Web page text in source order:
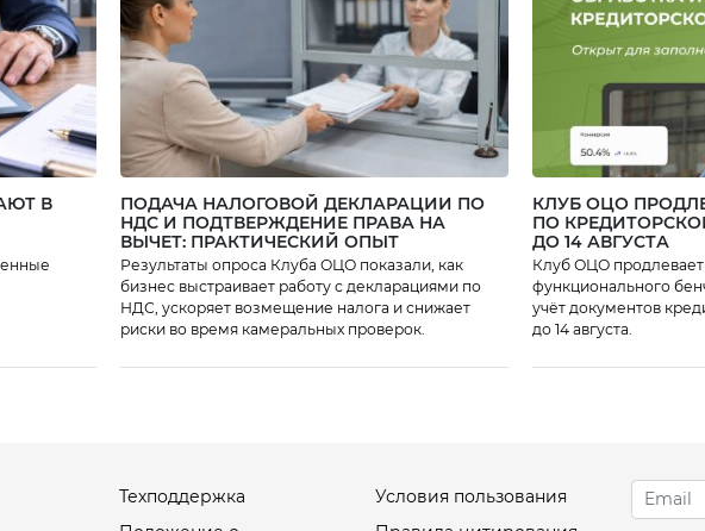
В
ПОДАЧА НАЛОГОВОЙ ДЕКЛАРАЦИИ ПО
НДС И ПОДТВЕРЖДЕНИЕ ПРАВА НА
ВЫЧЕТ: ПРАКТИЧЕСКИЙ ОПЫТ
Результаты опроса Клуба ОЦО показали, как
бизнес выстраивает работу с декларациями по
НДС, ускоряет возмещение налога и снижает
риски во время камеральных проверок.
КЛУБ ОЦО
ПО
ДО 14 АВГУСТА
Клуб ОЦО
функционального бенчмаркинга «Обработка и
учёт документов
до 14 августа.
Техподдержка
Условия пользования